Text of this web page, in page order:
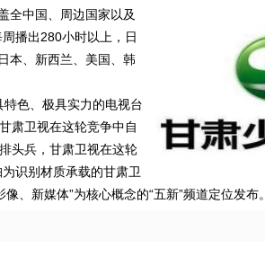
全中国、周边国家以及
播出280小时以上，日
本、新西兰、美国、韩
色、极具实力的电视台
肃卫视在这轮竞争中自
头兵，甘肃卫视在这轮
识别材质承载的甘肃卫
、新媒体”为核心概念的“五新”频道定位发布。